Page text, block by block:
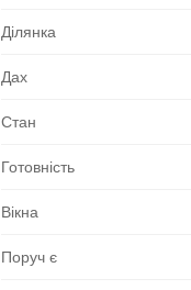
Ділянка
Дах
Стан
Готовність
Вікна
Поруч є